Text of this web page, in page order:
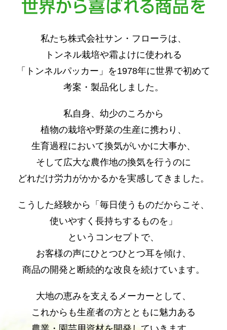
私たち株式会社サン・フローラは、
トンネル栽培や霜よけに使われる
「トンネルパッカー」を1978年に世界で初めて
考案・製品化しました。
私自身、幼少のころから
植物の栽培や野菜の生産に携わり、
生育過程において換気がいかに大事か、
そして広大な農作地の換気を行うのに
どれだけ労力がかかるかを実感してきました。
こうした経験から「毎日使うものだからこそ、
使いやすく長持ちするものを」
というコンセプトで、
お客様の声にひとつひとつ耳を傾け、
商品の開発と断続的な改良を続けています。
大地の恵みを支えるメーカーとして、
これからも生産者の方とともに魅力ある